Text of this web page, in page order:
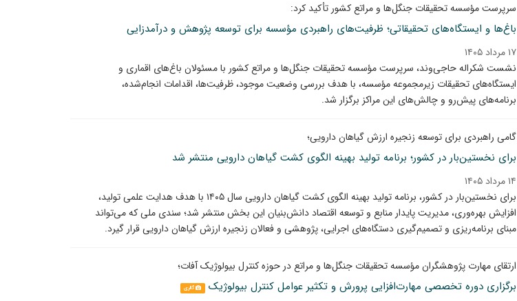
سرپرست مؤسسه تحقیقات جنگل‌ها و مراتع کشور تأکید کرد:
باغ‌ها و ایستگاه‌های تحقیقاتی؛ ظرفیت‌های راهبردی مؤسسه برای توسعه پژوهش و درآمدزایی
۱۷ مرداد ۱۴۰۵
نشست شکراله حاجی‌وند، سرپرست مؤسسه تحقیقات جنگل‌ها و مراتع کشور با مسئولان باغ‌های اقماری و
ایستگاه‌های تحقیقات زیرمجموعه مؤسسه، با هدف بررسی وضعیت موجود، ظرفیت‌ها، اقدامات انجام‌شده،
برنامه‌های پیش‌رو و چالش‌های این مراکز برگزار شد.
گامی راهبردی برای توسعه زنجیره ارزش گیاهان دارویی؛
برای نخستین‌بار در کشور؛ برنامه تولید بهینه الگوی کشت گیاهان دارویی منتشر شد
۱۴ مرداد ۱۴۰۵
برای نخستین‌بار در کشور، برنامه تولید بهینه الگوی کشت گیاهان دارویی سال ۱۴۰۵ با هدف هدایت علمی تولید،
افزایش بهره‌وری، مدیریت پایدار منابع و توسعه اقتصاد دانش‌بنیان این بخش منتشر شد؛ سندی ملی که می‌تواند
مبنای برنامه‌ریزی و تصمیم‌گیری دستگاه‌های اجرایی، پژوهشی و فعالان زنجیره ارزش گیاهان دارویی قرار گیرد.
ارتقای مهارت پژوهشگران مؤسسه تحقیقات جنگل‌ها و مراتع در حوزه کنترل بیولوژیک آفات؛
برگزاری دوره تخصصی مهارت‌افزایی پرورش و تکثیر عوامل کنترل بیولوژیک گالری